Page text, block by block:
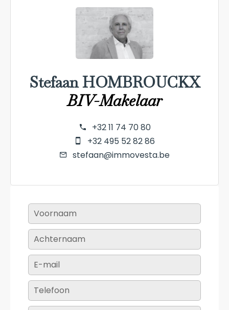
Stefaan HOMBROUCKX
BIV-Makelaar
+32 11 74 70 80
+32 495 52 82 86
stefaan@immovesta.be